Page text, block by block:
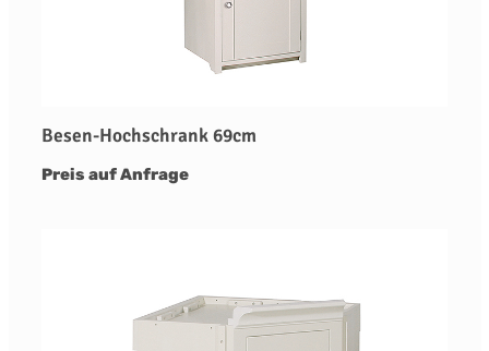
Besen-Hochschrank 69cm
Preis auf Anfrage